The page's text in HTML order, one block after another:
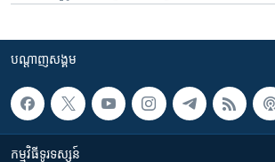
បណ្តាញ​សង្គម
កម្មវិធី​ទូរទស្សន៍